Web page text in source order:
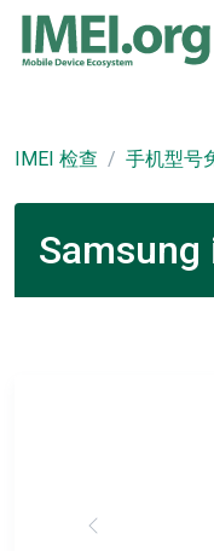
IMEI 检查 手机型号
Samsung